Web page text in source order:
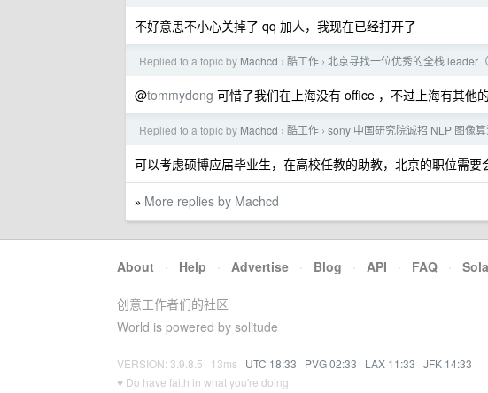
不好意思不小心关掉了 qq 加人，我现在已经打开了
Replied to a topic by Machcd › 酷工作 › 北京寻找一位优秀的全栈 leader
@tommydong 可惜了我们在上海没有 office ，不过上海有其他
Replied to a topic by Machcd › 酷工作 › sony 中国研究院诚招 NLP 图像
可以考虑硕博应届毕业生，在高校任教的助教，北京的职位需要
» More replies by Machcd
About · Help · Advertise · Blog · API · FAQ ·
创意工作者们的社区
World is powered by solitude
VERSION: 3.9.8.5 · 13ms · UTC 18:33 · PVG 02:33 · LAX 11:33 · JFK 14:33
♥ Do have faith in what you're doing.